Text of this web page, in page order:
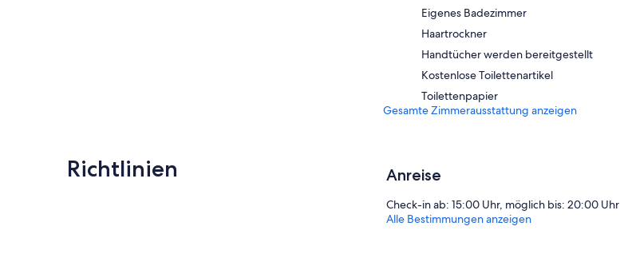
Eigenes Badezimmer
Haartrockner
Handtücher werden bereitgestellt
Kostenlose Toilettenartikel
Toilettenpapier
Gesamte Zimmerausstattung anzeigen
Richtlinien Anreise
Check-in ab: 15:00 Uhr, möglich bis: 20:00 Uhr
Alle Bestimmungen anzeigen